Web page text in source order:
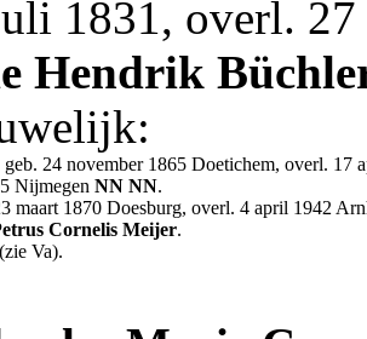
1831, overl.
Hendrik
geb. 24 november 1865 Doetichem, overl. 17
Nijmegen NN NN.
maart 1870 Doesburg, overl. 4 april 1942
Cornelis Meijer.
(zie Va).